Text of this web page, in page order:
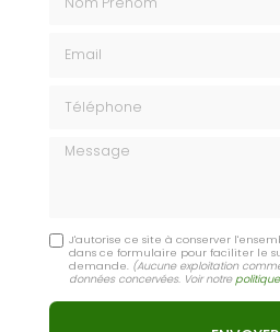
Message
J'autorise ce site à conserver
dans ce formulaire pour faciliter le
demande. (Aucune exploitation
données concervées. Voir notre